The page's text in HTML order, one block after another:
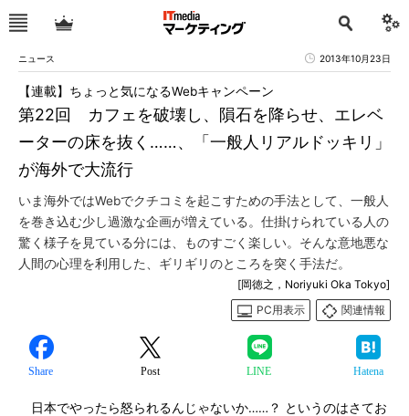
ニュース 2013年10月23日
第22回 カフェを破壊し、隕石を降らせ、エレベ
ーターの床を抜く……、「一般人リアルドッキリ」
が海外で大流行
【連載】ちょっと気になるWebキャンペーン
いま海外ではWebでクチコミを起こすための手法として、一般人
を巻き込む少し過激な企画が増えている。仕掛けられている人の
驚く様子を見ている分には、ものすごく楽しい。そんな意地悪な
人間の心理を利用した、ギリギリのところを突く手法だ。
[岡徳之，Noriyuki Oka Tokyo]
PC用表示
関連情報
Share Post LINE Hatena
日本でやったら怒られるんじゃないか……？ というのはさてお